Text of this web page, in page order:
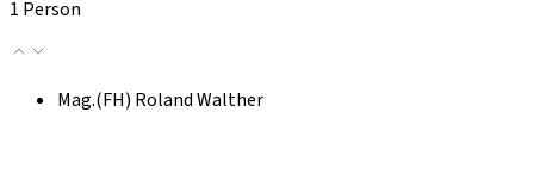
1 Person
Mag.(FH) Roland Walther